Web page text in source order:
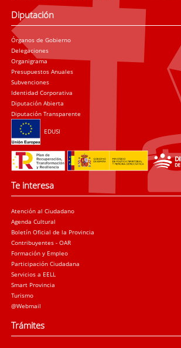
Diputación
Órganos de Gobierno
Delegaciones
Organigrama
Presupuestos Anuales
Subvenciones
Identidad Corporativa
Diputación Abierta
Diputación Transparente
EDUSI
Te interesa
Atención al Ciudadano
Agenda Cultural
Boletín Oficial de la Provincia
Contribuyentes - OAR
Formación y Empleo
Participación Ciudadana
Servicios a EELL
Smart Provincia
Turismo
@Webmail
Trámites